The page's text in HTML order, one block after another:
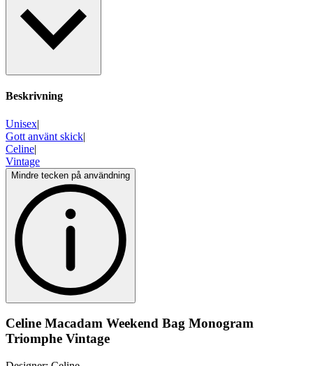
Beskrivning
Unisex|
Gott använt skick|
Celine|
Vintage
Mindre tecken på användning
Celine Macadam Weekend Bag Monogram
Triomphe Vintage